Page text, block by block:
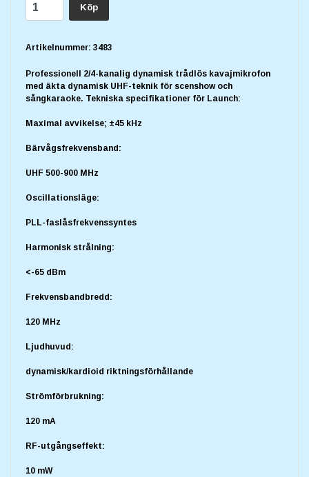
Köp
Artikelnummer: 3483
Professionell 2/4-kanalig dynamisk trådlös kavajmikrofon
med äkta dynamisk UHF-teknik för scenshow och
sångkaraoke. Tekniska specifikationer för Launch:
Maximal avvikelse; ±45 kHz
Bärvågsfrekvensband:
UHF 500-900 MHz
Oscillationsläge:
PLL-faslåsfrekvenssyntes
Harmonisk strålning:
<-65 dBm
Frekvensbandbredd:
120 MHz
Ljudhuvud:
dynamisk/kardioid riktningsförhållande
Strömförbrukning:
120 mA
RF-utgångseffekt:
10 mW